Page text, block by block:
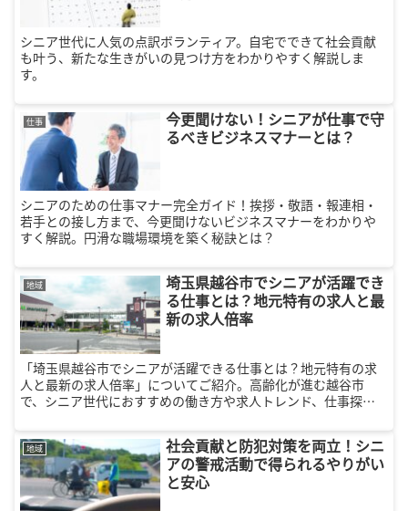
シニア世代に人気の点訳ボランティア。自宅でできて社会貢献
も叶う、新たな生きがいの見つけ方をわかりやすく解説しま
す。
仕事
今更聞けない！シニアが仕事で守
るべきビジネスマナーとは？
シニアのための仕事マナー完全ガイド！挨拶・敬語・報連相・
若手との接し方まで、今更聞けないビジネスマナーをわかりや
すく解説。円滑な職場環境を築く秘訣とは？
地域
埼玉県越谷市でシニアが活躍でき
る仕事とは？地元特有の求人と最
新の求人倍率
「埼玉県越谷市でシニアが活躍できる仕事とは？地元特有の求
人と最新の求人倍率」についてご紹介。高齢化が進む越谷市
で、シニア世代におすすめの働き方や求人トレンド、仕事探し
地域
社会貢献と防犯対策を両立！シニ
アの警戒活動で得られるやりがい
と安心